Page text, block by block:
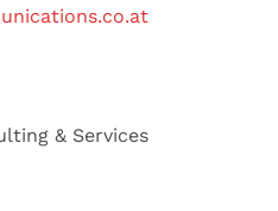
& Services